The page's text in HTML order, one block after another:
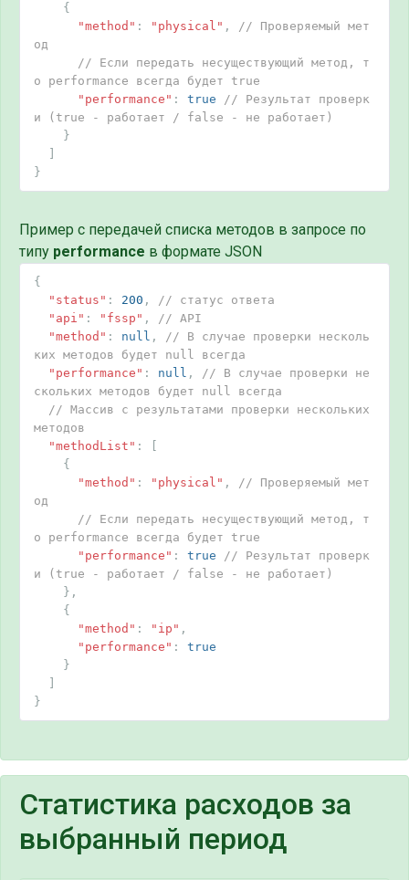
{
"method" : "physical" ,
// Проверяемый мет
од
// Если передать несуществующий метод, т
о performance всегда будет true
"performance" : true
// Результат проверк
и (true - работает / false - не работает)
}
}
Пример c передачей списка методов в запросе по
типу performance в формате JSON
{
"status" : 200 ,
// статус ответа
"api" : "fssp" ,
// API
"method" : null ,
// В случае проверки несколь
ких методов будет null всегда
"performance" : null ,
// В случае проверки не
скольких методов будет null всегда
// Массив c результатами проверки нескольких
методов
"methodList" :
{
"method" : "physical" ,
// Проверяемый мет
од
// Если передать несуществующий метод, т
о performance всегда будет true
"performance" : true
// Результат проверк
и (true - работает / false - не работает)
},
{
"method" : "ip" ,
"performance" :
true
}
}
Статистика расходов за
выбранный период